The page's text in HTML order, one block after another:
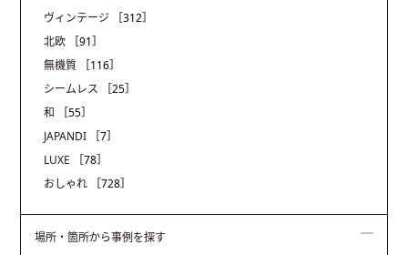
ヴィンテージ
［312］
北欧
［91］
無機質
［116］
シームレス
［25］
和
［55］
JAPANDI
［7］
LUXE
［78］
おしゃれ
［728］
場所・箇所から事例を探す